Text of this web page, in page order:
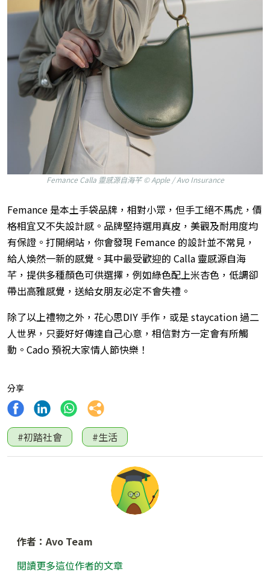
Femance Calla 靈感源自海芊 © Apple / Avo Insurance
Femance 是本土手袋品牌，相對小眾，但手工絕不馬虎，價
格相宜又不失設計感。品牌堅持選用真皮，美觀及耐用度均
有保證。打開網站，你會發現 Femance 的設計並不常見，
給人煥然一新的感覺。其中最受歡迎的 Calla 靈感源自海
芊，提供多種顏色可供選擇，例如綠色配上米杏色，低調卻
帶出高雅感覺，送給女朋友必定不會失禮。
除了以上禮物之外，花心思DIY 手作，或是 staycation 過二
人世界，只要好好傳達自己心意，相信對方一定會有所觸
動。Cado 預祝大家情人節快樂！
分享
#初踏社會 #生活
作者：Avo Team
閱讀更多這位作者的文章